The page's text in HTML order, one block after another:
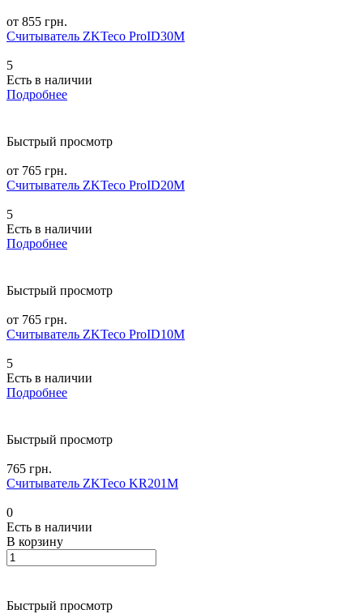
от 855 грн.
Считыватель ZKTeco ProID30M
5
Есть в наличии
Подробнее
Быстрый просмотр
от 765 грн.
Считыватель ZKTeco ProID20M
5
Есть в наличии
Подробнее
Быстрый просмотр
от 765 грн.
Считыватель ZKTeco ProID10M
5
Есть в наличии
Подробнее
Быстрый просмотр
765 грн.
Считыватель ZKTeco KR201M
0
Есть в наличии
В корзину
Быстрый просмотр